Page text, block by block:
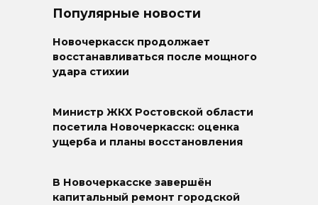
Популярные новости
Новочеркасск продолжает
восстанавливаться после мощного
удара стихии
Министр ЖКХ Ростовской области
посетила Новочеркасск: оценка
ущерба и планы восстановления
В Новочеркасске завершён
капитальный ремонт городской